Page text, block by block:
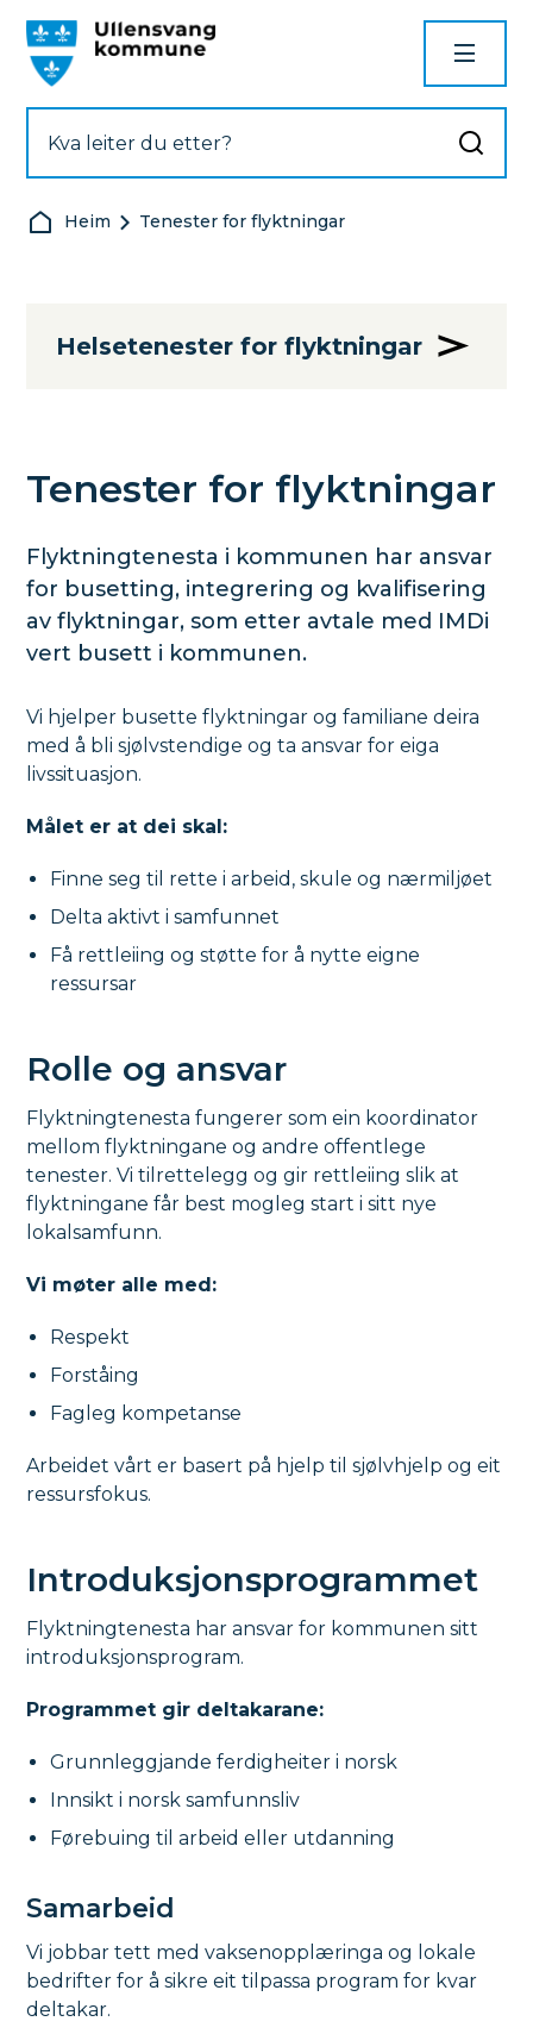
Du er her:
Heim Tenester for flyktningar
Helsetenester for flyktningar
Tenester for flyktningar
Flyktningtenesta i kommunen har ansvar
for busetting, integrering og kvalifisering
av flyktningar, som etter avtale med IMDi
vert busett i kommunen.
Vi hjelper busette flyktningar og familiane deira
med å bli sjølvstendige og ta ansvar for eiga
livssituasjon.
Målet er at dei skal:
Finne seg til rette i arbeid, skule og nærmiljøet
Delta aktivt i samfunnet
Få rettleiing og støtte for å nytte eigne
ressursar
Rolle og ansvar
Flyktningtenesta fungerer som ein koordinator
mellom flyktningane og andre offentlege
tenester. Vi tilrettelegg og gir rettleiing slik at
flyktningane får best mogleg start i sitt nye
lokalsamfunn.
Vi møter alle med:
Respekt
Forståing
Fagleg kompetanse
Arbeidet vårt er basert på hjelp til sjølvhjelp og eit
ressursfokus.
Introduksjonsprogrammet
Flyktningtenesta har ansvar for kommunen sitt
introduksjonsprogram.
Programmet gir deltakarane:
Grunnleggjande ferdigheiter i norsk
Innsikt i norsk samfunnsliv
Førebuing til arbeid eller utdanning
Samarbeid
Vi jobbar tett med vaksenopplæringa og lokale
bedrifter for å sikre eit tilpassa program for kvar
deltakar.